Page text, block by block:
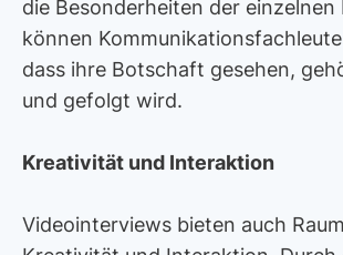
die Besonderheiten der
können
dass ihre Botschaft gesehen,
und gefolgt wird.
Kreativität und Interaktion
Videointerviews bieten auch